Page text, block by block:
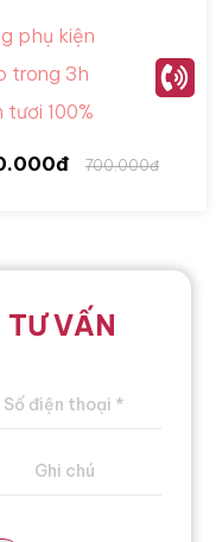
phụ kiện
trong 3h
tươi 100%
700.000đ
VẤN